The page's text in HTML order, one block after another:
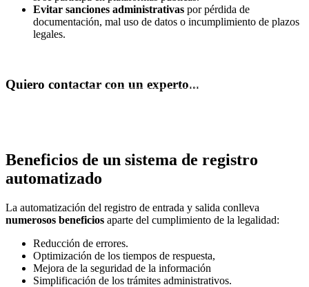
Evitar sanciones administrativas por pérdida de
documentación, mal uso de datos o incumplimiento de plazos
legales.
Quiero contactar con un experto...
Beneficios de un sistema de registro
automatizado
La automatización del registro de entrada y salida conlleva
numerosos beneficios aparte del cumplimiento de la legalidad:
Reducción de errores.
Optimización de los tiempos de respuesta,
Mejora de la seguridad de la información
Simplificación de los trámites administrativos.